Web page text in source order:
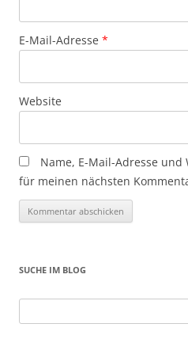
E-Mail-Adresse *
Website
Name, E-Mail-Adresse
für meinen nächsten
SUCHE IM BLOG
nach: